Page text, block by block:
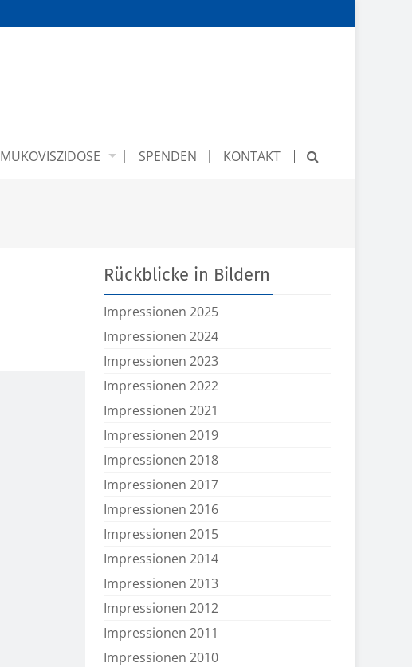
MUKOVISZIDOSE SPENDEN KONTAKT
Rückblicke in Bildern
Impressionen 2025
Impressionen 2024
Impressionen 2023
Impressionen 2022
Impressionen 2021
Impressionen 2019
Impressionen 2018
Impressionen 2017
Impressionen 2016
Impressionen 2015
Impressionen 2014
Impressionen 2013
Impressionen 2012
Impressionen 2011
Impressionen 2010